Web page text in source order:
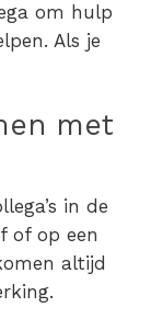
om hulp
Als je
met
in de
of op een
altijd